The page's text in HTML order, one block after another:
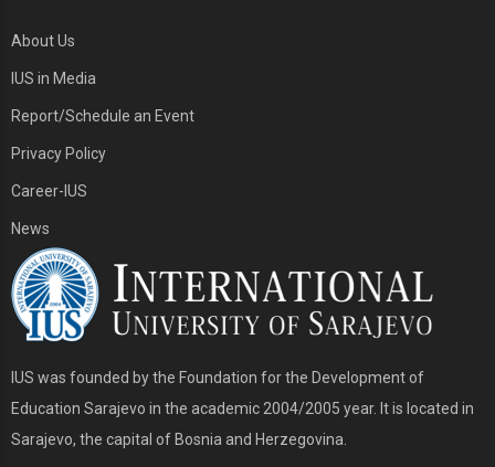
About Us
IUS in Media
Report/Schedule an Event
Privacy Policy
Career-IUS
News
IUS was founded by the Foundation for the Development of
Education Sarajevo in the academic 2004/2005 year. It is located in
Sarajevo, the capital of Bosnia and Herzegovina.